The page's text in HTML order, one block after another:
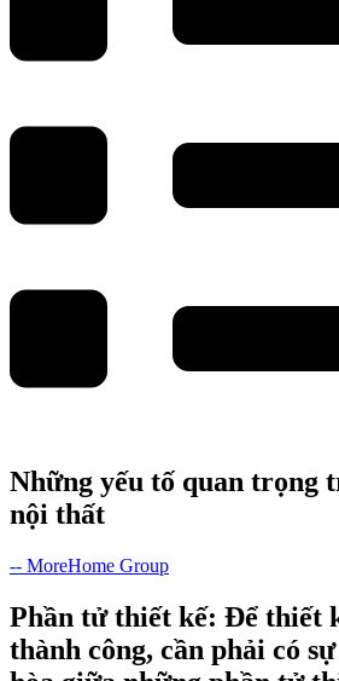
Những yếu tố quan trọng
nội thất
-- MoreHome Group
Phần tử thiết kế: Để thiết
thành công, cần phải có